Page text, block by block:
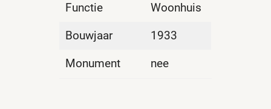
Functie Woonhuis
Bouwjaar 1933
Monument nee